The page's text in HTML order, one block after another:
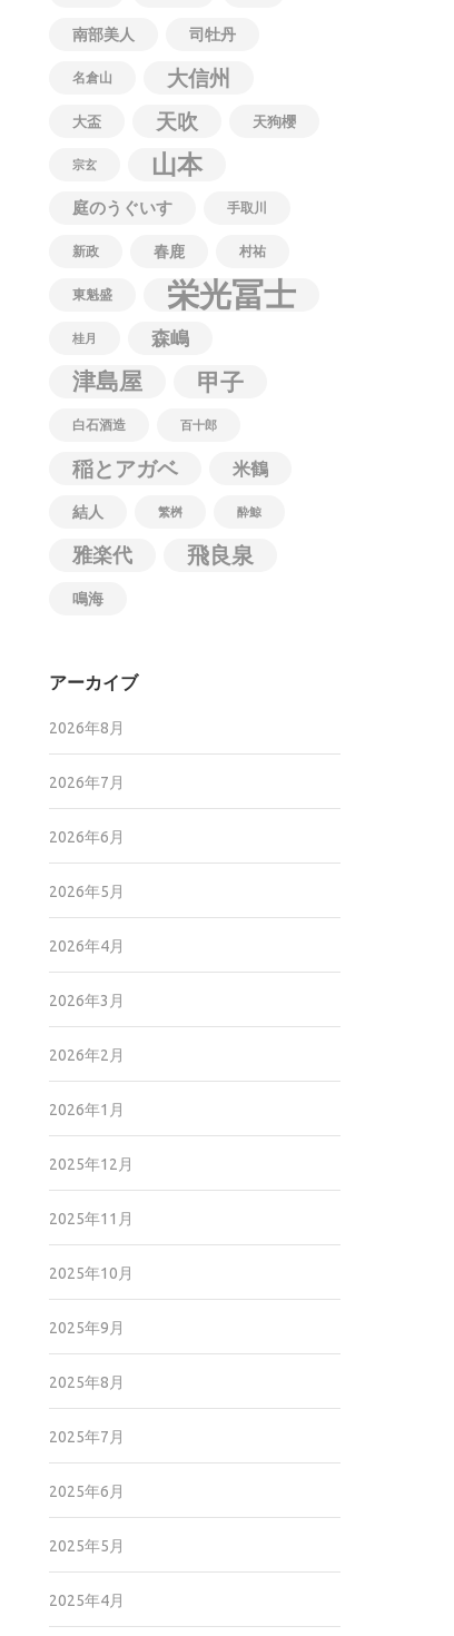
南部美人 司牡丹
名倉山 大信州
大盃 天吹 天狗櫻
宗玄 山本
庭のうぐいす 手取川
新政 春鹿 村祐
東魁盛 栄光冨士
桂月 森嶋
津島屋 甲子
白石酒造 百十郎
稲とアガベ 米鶴
結人 繁桝 酔鯨
雅楽代 飛良泉
鳴海
アーカイブ
2026年8月
2026年7月
2026年6月
2026年5月
2026年4月
2026年3月
2026年2月
2026年1月
2025年12月
2025年11月
2025年10月
2025年9月
2025年8月
2025年7月
2025年6月
2025年5月
2025年4月